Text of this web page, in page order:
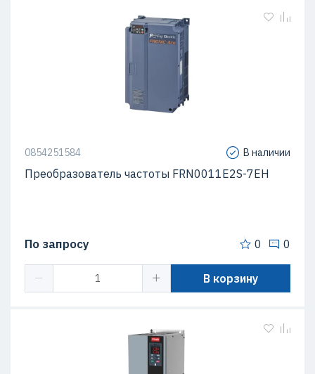
0854251584 В наличии
Преобразователь частоты FRN0011E2S-7EH
По запросу 0 0
В корзину